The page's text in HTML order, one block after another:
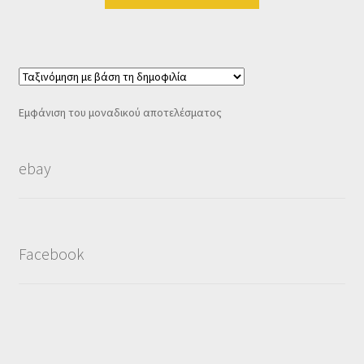
Εμφάνιση του μοναδικού αποτελέσματος
ebay
Facebook